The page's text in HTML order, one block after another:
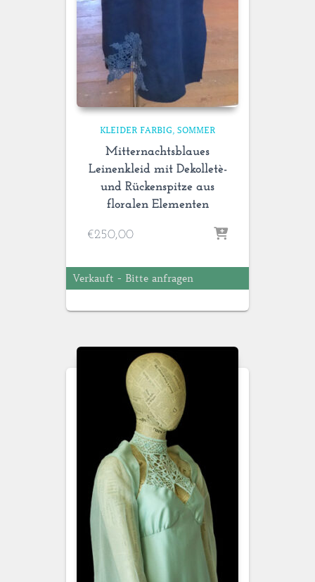
KLEIDER FARBIG SOMMER
Mitternachtsblaues
Leinenkleid mit Dekolletè-
und Rückenspitze aus
floralen Elementen
€250,00
Verkauft - Bitte anfragen